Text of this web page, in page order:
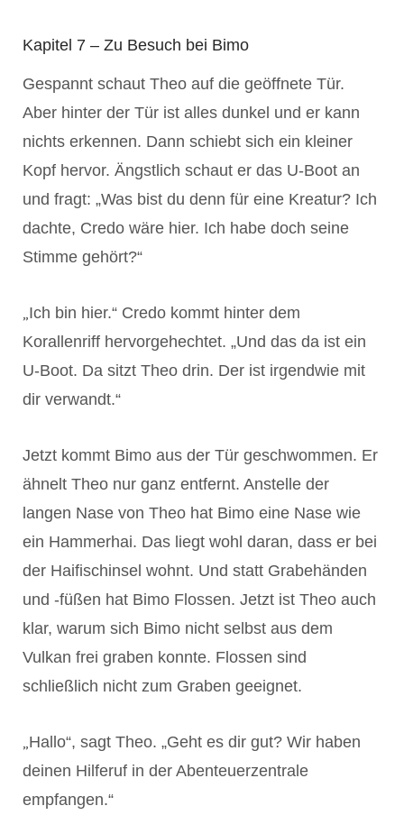
Kapitel 7 – Zu Besuch bei Bimo
Gespannt schaut Theo auf die geöffnete Tür.
Aber hinter der Tür ist alles dunkel und er kann
nichts erkennen. Dann schiebt sich ein kleiner
Kopf hervor. Ängstlich schaut er das U-Boot an
und fragt: „Was bist du denn für eine Kreatur? Ich
dachte, Credo wäre hier. Ich habe doch seine
Stimme gehört?“
Ich bin hier.“ Credo kommt hinter dem
Korallenriff hervorgehechtet. „Und das da ist ein
U-Boot. Da sitzt Theo drin. Der ist irgendwie mit
dir verwandt.“
Jetzt kommt Bimo aus der Tür geschwommen. Er
ähnelt Theo nur ganz entfernt. Anstelle der
langen Nase von Theo hat Bimo eine Nase wie
ein Hammerhai. Das liegt wohl daran, dass er bei
der Haifischinsel wohnt. Und statt Grabehänden
und -füßen hat Bimo Flossen. Jetzt ist Theo auch
klar, warum sich Bimo nicht selbst aus dem
Vulkan frei graben konnte. Flossen sind
schließlich nicht zum Graben geeignet.
Hallo“, sagt Theo. „Geht es dir gut? Wir haben
deinen Hilferuf in der Abenteuerzentrale
empfangen.“